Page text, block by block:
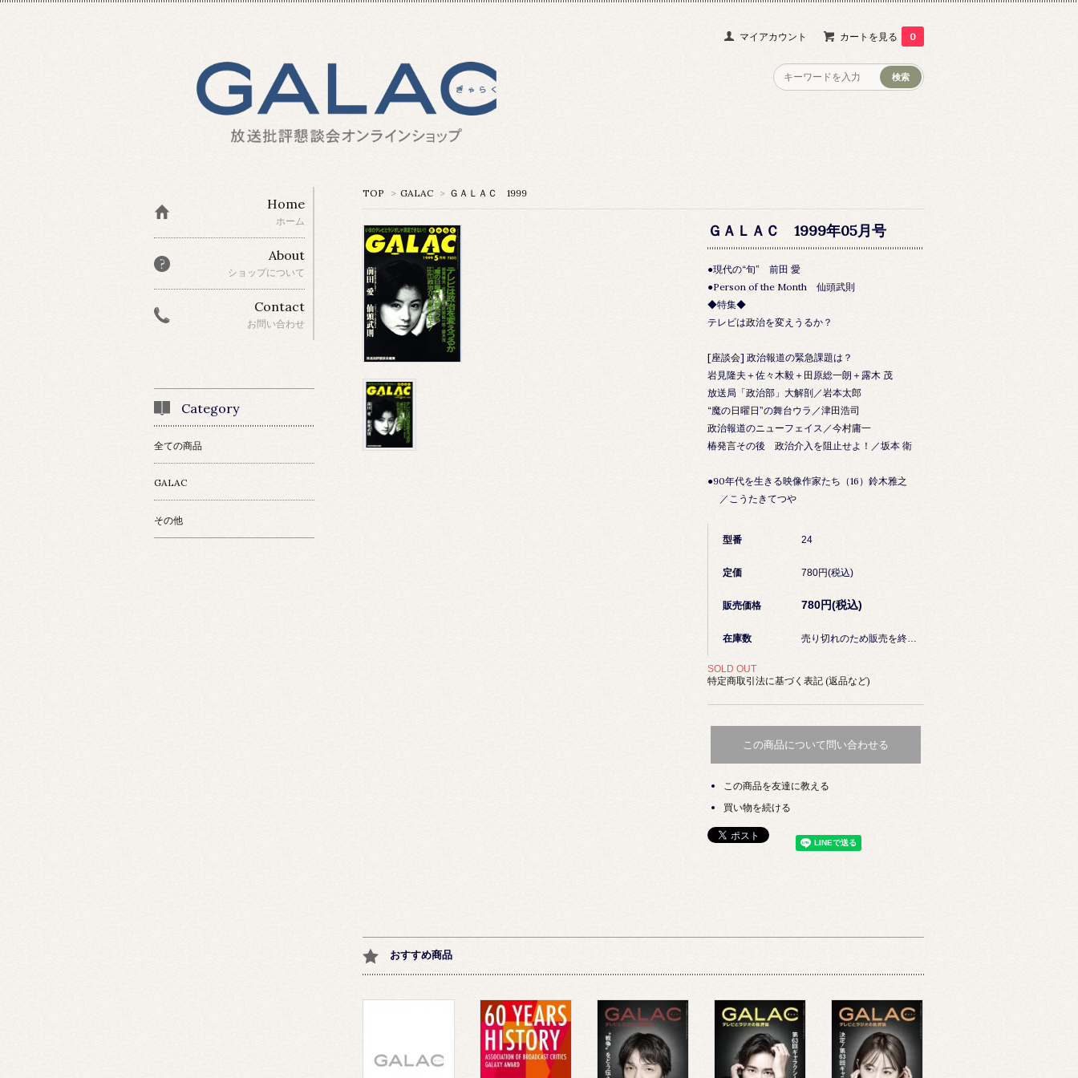
マイアカウント カートを見る 0
TOP > GALAC > ＧＡＬＡＣ 1999
ＧＡＬＡＣ 1999年05月号
●現代の“旬” 前田 愛
●Person of the Month 仙頭武則
◆特集◆
テレビは政治を変えうるか？
[座談会] 政治報道の緊急課題は？
岩見隆夫＋佐々木毅＋田原総一朗＋露木 茂
放送局「政治部」大解剖／岩本太郎
“魔の日曜日”の舞台ウラ／津田浩司
政治報道のニューフェイス／今村庸一
椿発言その後 政治介入を阻止せよ！／坂本 衛
●90年代を生きる映像作家たち（16）鈴木雅之
／こうたきてつや
型番 24
定価 780円(税込)
販売価格 780円(税込)
在庫数 売り切れのため販売を終了しました
SOLD OUT
特定商取引法に基づく表記 (返品など)
この商品について問い合わせる
この商品を友達に教える
買い物を続ける
おすすめ商品
Home
ホーム
About
ショップについて
Contact
お問い合わせ
Category
全ての商品
GALAC
その他